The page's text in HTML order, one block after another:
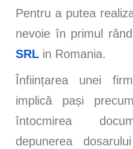
Pentru a putea
nevoie în primul
SRLin Romania.
Înființarea unei
implică pași
întocmirea
depunerea